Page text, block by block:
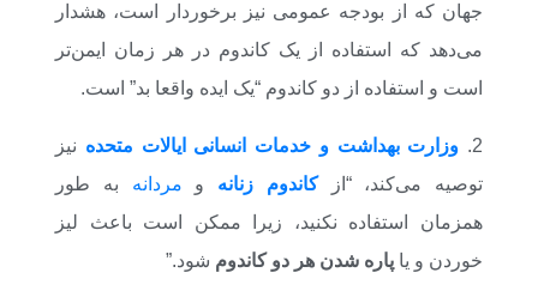
جهان که از بودجه عمومی نیز برخوردار است، هشدار
می‌دهد که استفاده از یک کاندوم در هر زمان ایمن‌تر
است و استفاده از دو کاندوم “یک ایده واقعا بد” است.
2. وزارت بهداشت و خدمات انسانی ایالات متحده نیز
توصیه می‌کند، “ازکاندوم زنانه و مردانه به طور
همزمان استفاده نکنید، زیرا ممکن است باعث لیز
خوردن و یا پاره شدن هر دو کاندوم شود.”